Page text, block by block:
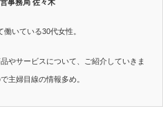
事務局 佐々木
いている30代女性。
やサービスについて、ご紹介していきま
主婦目線の情報多め。